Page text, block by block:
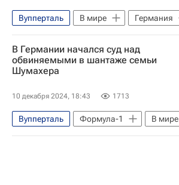
Вупперталь В мире
Германия
Bild
В Германии начался суд над
обвиняемыми в шантаже семьи
Шумахера
10 декабря 2024, 18:43 1713
Вупперталь Формула-1
В мире
Германия
Швейцария